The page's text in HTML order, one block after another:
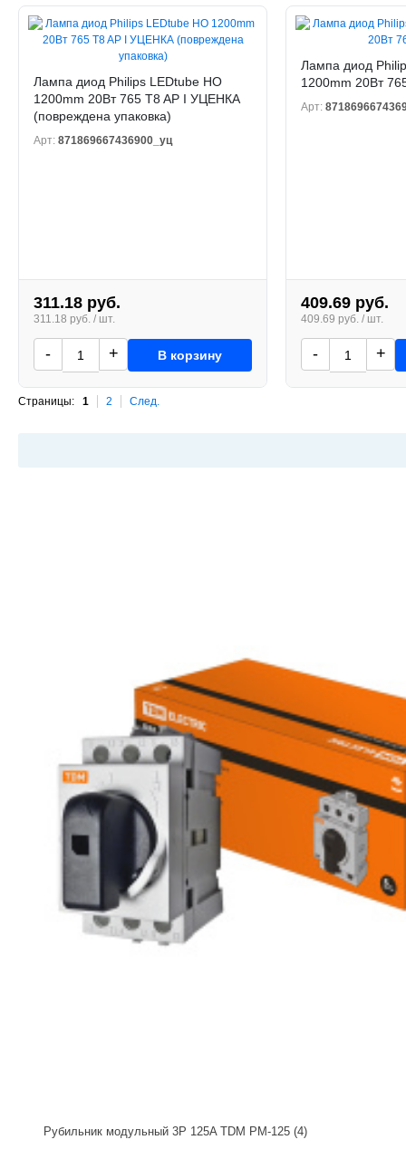
Лампа диод Philips LEDtube HO
1200mm 20Вт 765 T8 AP I УЦЕНКА
(повреждена упаковка)
Арт: 871869667436900_уц
311.18 руб.
311.18 руб. / шт.
- + В корзину
Лампа диод
1200mm 20Вт
Арт:
409.69 руб.
409.69 руб. / шт.
- +
Страницы: 1 2 След.
Рубильник модульный 3P 125A TDM РМ-125 (4)